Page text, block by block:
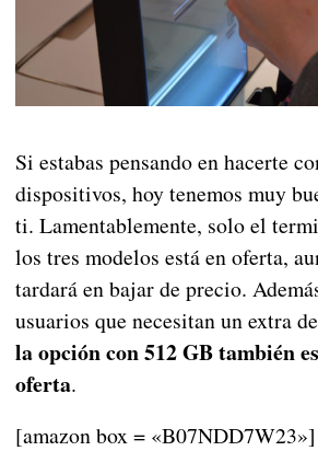
Si estabas pensando en hacerte
dispositivos, hoy tenemos muy
ti. Lamentablemente, solo el
los tres modelos está en oferta,
tardará en bajar de precio.
usuarios que necesitan un extra
la opción con 512 GB también
oferta.
[amazon box = «B07NDD7W23»]